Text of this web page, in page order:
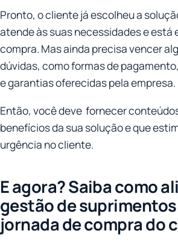
Pronto, o cliente já escolheu a
atende às suas necessidades e está
compra. Mas ainda precisa vencer
dúvidas, como formas de
e garantias oferecidas pela empresa.
Então, você deve fornecer
benefícios da sua solução e que
urgência no cliente.
E agora? Saiba como
gestão de suprimentos
jornada de compra do